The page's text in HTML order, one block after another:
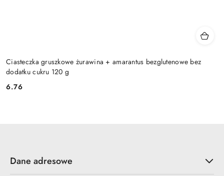
Ciasteczka gruszkowe żurawina + amarantus bezglutenowe bez
dodatku cukru 120 g
Cena:
6.76
Dane adresowe